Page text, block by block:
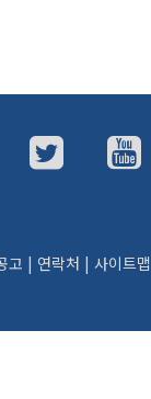
고 | 연락처 | 사이트맵